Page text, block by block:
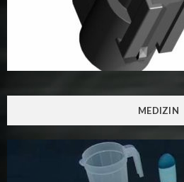
MEDIZIN